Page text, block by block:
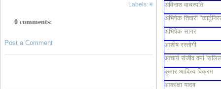
Labels: म
0 comments:
Post a Comment
अविनाश वाचस्पति
अभिषेक तिवारी
अभिषेक सागर
आशीष रस्तोगी
आचार्य संजीव वर्मा
कुमार आदित्य विक्रम
आकांक्षा यादव